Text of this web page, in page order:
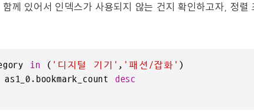
께 있어서 인덱스가 사용되지 않는 건지 확인하고자, 정렬
in ( '디지털 기기' , '패션/잡화' )
as1_0.bookmark_count desc